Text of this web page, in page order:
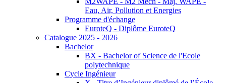
Eau, Air, Pollution et Energies
Programme d'échange
EuroteQ - Diplôme EuroteQ
Catalogue 2025 - 2026
Bachelor
BX - Bachelor of Science de l'Ecole
polytechnique
Cycle Ingénieur